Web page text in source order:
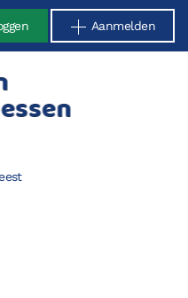
Aanmelden